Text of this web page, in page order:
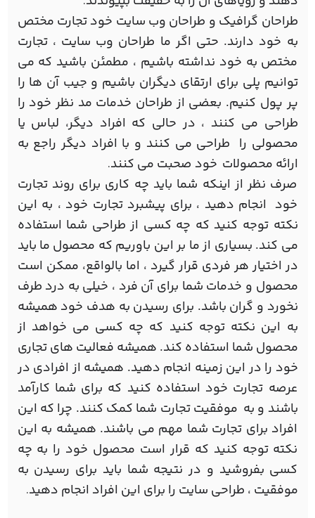
طراحان گرافیک و طراحان وب سایت خود تجارت مختص
به خود دارند. حتی اگر ما طراحان وب سایت ، تجارت
مختص به خود نداشته باشیم ، مطمئن باشید که می
توانیم پلی برای ارتقای دیگران باشیم و جیب آن ها را
پر پول کنیم. بعضی از طراحان خدمات مد نظر خود را
طراحی می کنند ، در حالی که افراد دیگر، لباس یا
محصولی را طراحی می کنند و با افراد دیگر راجع به
ارائه محصولات خود صحبت می کنند.
صرف نظر از اینکه شما باید چه کاری برای روند تجارت
خود انجام دهید ، برای پیشبرد تجارت خود ، به این
نکته توجه کنید که چه کسی از طراحی شما استفاده
می کند. بسیاری از ما بر این باوریم که محصول ما باید
در اختیار هر فردی قرار گیرد ، اما بالواقع، ممکن است
محصول و خدمات شما برای آن فرد ، خیلی به درد طرف
نخورد و گران باشد. برای رسیدن به هدف خود همیشه
به این نکته توجه کنید که چه کسی می خواهد از
محصول شما استفاده کند. همیشه فعالیت های تجاری
خود را در این زمینه انجام دهید. همیشه از افرادی در
عرصه تجارت خود استفاده کنید که برای شما کارآمد
باشند و به موفقیت تجارت شما کمک کنند. چرا که این
افراد برای تجارت شما مهم می باشند. همیشه به این
نکته توجه کنید که قرار است محصول خود را به چه
کسی بفروشید و در نتیجه شما باید برای رسیدن به
موفقیت ، طراحی سایت را برای این افراد انجام دهید.